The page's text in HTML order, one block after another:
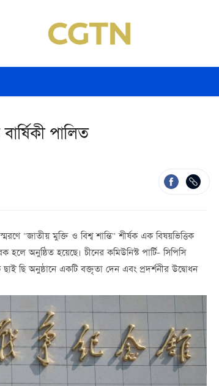
পালিত
"জাতীয় মুক্তি ও বিশ্ব শান্তি" শীর্ষক এক বিষয়ভিত্তিক
অনুষ্ঠিত হয়েছে। চীনের কমিউনিস্ট পার্টি- সিপিসি
ছি অনুষ্ঠানে একটি বক্তৃতা দেন এবং প্রদর্শনীর উদ্বোধন